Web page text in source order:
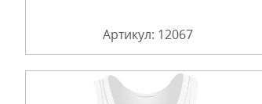
Артикул: 12067